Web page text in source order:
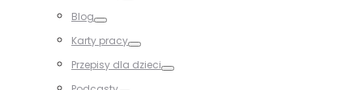
Blog
Karty pracy
Przepisy dla dzieci